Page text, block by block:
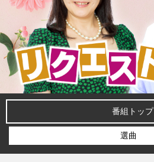
番組トップ
選曲